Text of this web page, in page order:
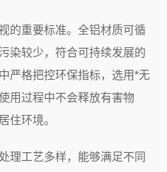
的重要标准。全铝材质可循
染较少，符合可持续发展的
严格把控环保指标，选用*无
用过程中不会释放有害物
住环境。
理工艺多样，能够满足不同